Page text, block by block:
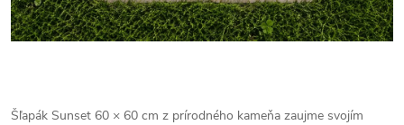
Šľapák Sunset 60 × 60 cm z prírodného kameňa zaujme svojím